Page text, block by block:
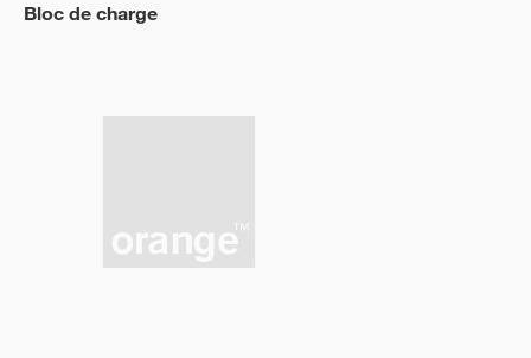
Bloc de charge